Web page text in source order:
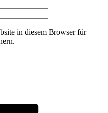
in diesem Browser für